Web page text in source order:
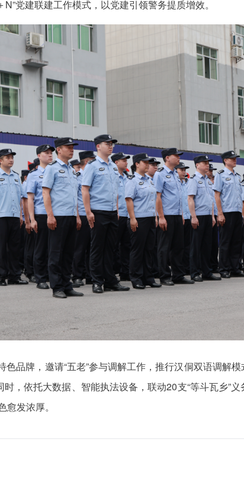
党建联建工作模式，以党建引领警务提质增效。
色品牌，邀请“五老”参与调解工作，推行汉侗双语调解
，依托大数据、智能执法设备，联动20支“等斗瓦乡”
发浓厚。